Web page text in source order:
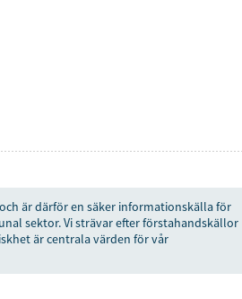
är därför en säker informationskälla för
sektor. Vi strävar efter förstahandskällor
är centrala värden för vår